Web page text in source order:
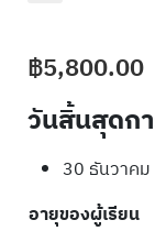
฿5,800.00
วันสิ้นสุดก
30 ธันวาค
อายุของผู้เรียน